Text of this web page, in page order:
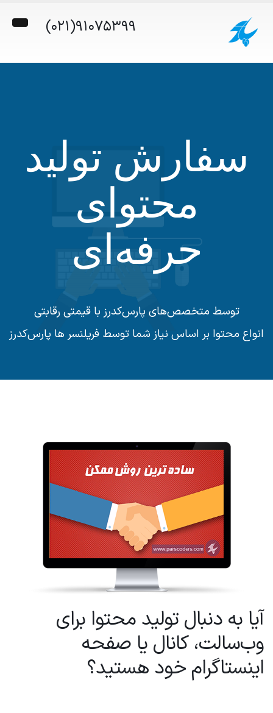
(021)91075399
تولید
محتوای
حرفه‌ای
توسط متخصص‌های پارس‌کدرز با قیمتی رقابتی
محتوا بر اساس نیاز شما توسط فریلنسر ها پارس‌کدرز
دنبال تولید محتوا برای
کانال یا صفحه
خود هستید؟